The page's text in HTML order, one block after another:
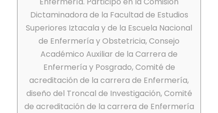
Dictaminadora de la Facultad de Estudios
Superiores Iztacala y de la Escuela Nacional
de Enfermería y Obstetricia, Consejo
Académico Auxiliar de la Carrera de
Enfermería y Posgrado, Comité de
acreditación de la carrera de Enfermería,
diseño del Troncal de Investigación, Comité
de acreditación de la carrera de Enfermería